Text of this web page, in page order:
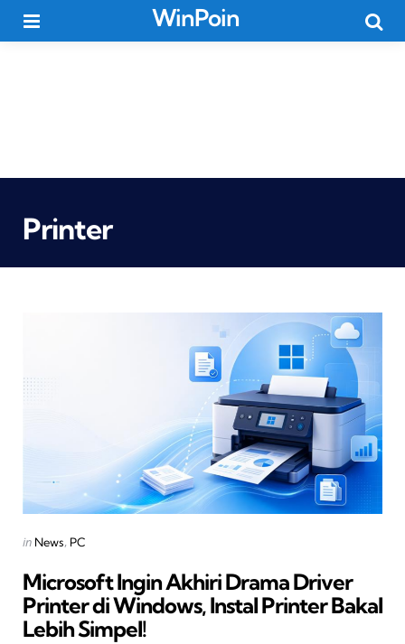
WinPoin
Printer
Categories
Posted
in News PC
Microsoft Ingin Akhiri Drama Driver
Printer di Windows, Instal Printer Bakal
Lebih Simpel!